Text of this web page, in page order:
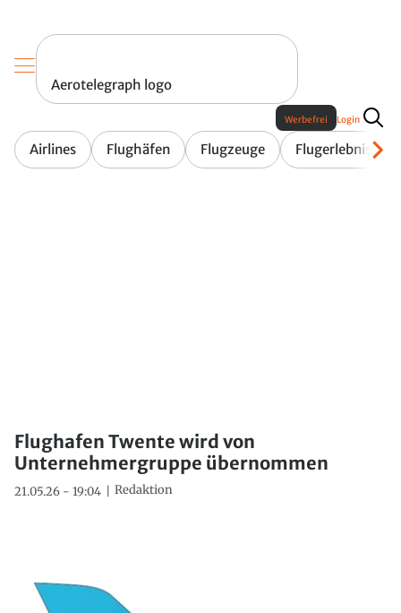
Aerotelegraph logo
Airlines Flughäfen Flugzeuge Flugerlebnis
Werbefrei Login
Flughafen Twente wird von
Unternehmergruppe übernommen
21.05.26 - 19:04 Redaktion